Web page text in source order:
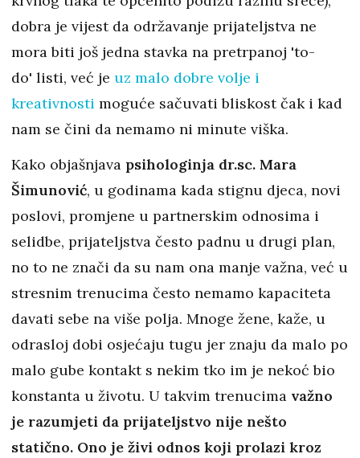
dobra je vijest da održavanje prijateljstva ne
mora biti još jedna stavka na pretrpanoj 'to-
do' listi, već je uz malo dobre volje i
kreativnosti moguće sačuvati bliskost čak i kad
nam se čini da nemamo ni minute viška.
Kako objašnjava psihologinja dr.sc. Mara
Šimunović, u godinama kada stignu djeca, novi
poslovi, promjene u partnerskim odnosima i
selidbe, prijateljstva često padnu u drugi plan,
no to ne znači da su nam ona manje važna, već u
stresnim trenucima često nemamo kapaciteta
davati sebe na više polja. Mnoge žene, kaže, u
odrasloj dobi osjećaju tugu jer znaju da malo po
malo gube kontakt s nekim tko im je nekoć bio
konstanta u životu. U takvim trenucima važno
je razumjeti da prijateljstvo nije nešto
statično. Ono je živi odnos koji prolazi kroz